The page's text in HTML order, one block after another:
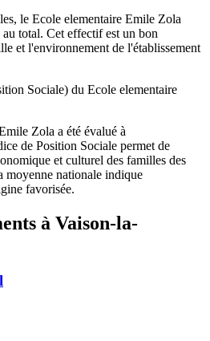
le Ecole elementaire Emile Zola
total. Cet effectif est un bon
et l'environnement de l'établissement
Sociale) du Ecole elementaire
Zola a été évalué à
de Position Sociale permet de
et culturel des familles des
moyenne nationale indique
favorisée.
à Vaison-la-